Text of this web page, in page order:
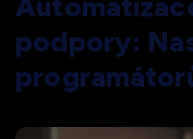
podpory: